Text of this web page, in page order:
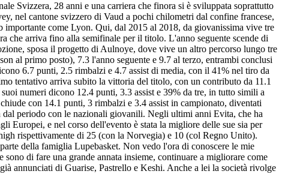
Svizzera, 28 anni e una carriera che finora si è sviluppata soprattutto
nel cantone svizzero di Vaud a pochi chilometri dal confine francese,
come Lyon. Qui, dal 2015 al 2018, da giovanissima vive tre
che arriva fino alla semifinale per il titolo. L'anno seguente scende di
sposa il progetto di Aulnoye, dove vive un altro percorso lungo tre
al primo posto), 7.3 l'anno seguente e 9.7 al terzo, entrambi conclusi
6.7 punti, 2.5 rimbalzi e 4.7 assist di media, con il 41% nel tiro da
tentativo arriva subito la vittoria del titolo, con un contributo da 11.1
numeri dicono 12.4 punti, 3.3 assist e 39% da tre, in tutto simili a
con 14.1 punti, 3 rimbalzi e 3.4 assist in campionato, diventati
periodo con le nazionali giovanili. Negli ultimi anni Evita, che ha
Europei, e nel corso dell'evento è stata la migliore delle sue sia per
rispettivamente di 25 (con la Norvegia) e 10 (col Regno Unito).
della famiglia Lupebasket. Non vedo l'ora di conoscere le mie
di fare una grande annata insieme, continuare a migliorare come
annunciati di Guarise, Pastrello e Keshi. Anche a lei la società rivolge